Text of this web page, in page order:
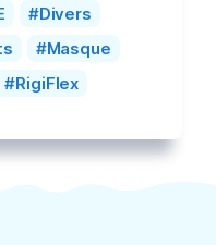
Divers
Masque
RigiFlex